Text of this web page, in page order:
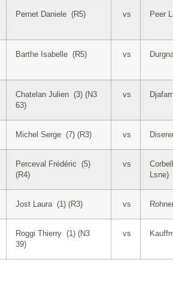
Pernet Daniele (R5) vs Peer
Barthe Isabelle (R5) vs
Chatelan Julien (3) (N3
63)
vs
Michel Serge (7) (R3) vs
Perceval Frédéric (5)
(R4)
vs
Lsne)
Jost Laura (1) (R3) vs
Roggi Thierry (1) (N3
39)
vs